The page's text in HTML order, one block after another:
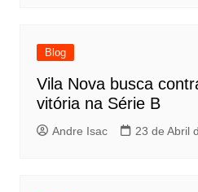
Blog
Vila Nova busca
vitória na Série B
Andre Isac 23 de Abril